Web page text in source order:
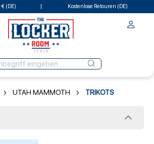
(DE) Kostenlose Retouren (DE)
UTAH MAMMOTH TRIKOTS